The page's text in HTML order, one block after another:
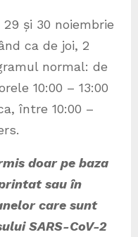
și 30 noiembrie
ca de joi, 2
normal: de
10:00 – 13:00
între 10:00 –
doar pe baza
sau în
care sunt
SARS-CoV-2